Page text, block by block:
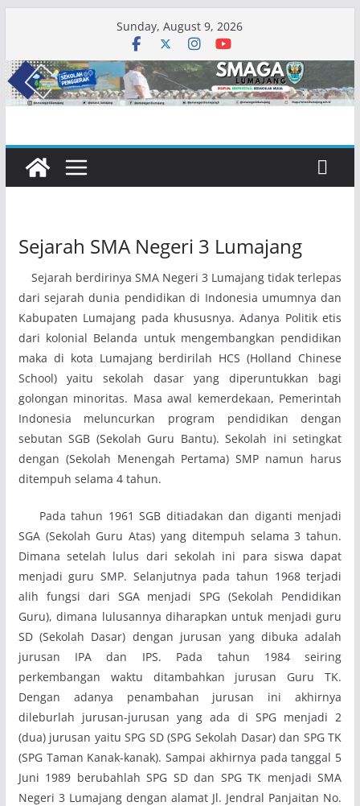
content
Sunday, August 9, 2026
Sejarah SMA Negeri 3 Lumajang
Sejarah berdirinya SMA Negeri 3 Lumajang tidak terlepas
dari sejarah dunia pendidikan di Indonesia umumnya dan
Kabupaten Lumajang pada khususnya. Adanya Politik etis
dari kolonial Belanda untuk mengembangkan pendidikan
maka di kota Lumajang berdirilah HCS (Holland Chinese
School) yaitu sekolah dasar yang diperuntukkan bagi
golongan minoritas. Masa awal kemerdekaan, Pemerintah
Indonesia meluncurkan program pendidikan dengan
sebutan SGB (Sekolah Guru Bantu). Sekolah ini setingkat
dengan (Sekolah Menengah Pertama) SMP namun harus
ditempuh selama 4 tahun.
Pada tahun 1961 SGB ditiadakan dan diganti menjadi
SGA (Sekolah Guru Atas) yang ditempuh selama 3 tahun.
Dimana setelah lulus dari sekolah ini para siswa dapat
menjadi guru SMP. Selanjutnya pada tahun 1968 terjadi
alih fungsi dari SGA menjadi SPG (Sekolah Pendidikan
Guru), dimana lulusannya diharapkan untuk menjadi guru
SD (Sekolah Dasar) dengan jurusan yang dibuka adalah
jurusan IPA dan IPS. Pada tahun 1984 seiring
perkembangan waktu ditambahkan jurusan Guru TK.
Dengan adanya penambahan jurusan ini akhirnya
dileburlah jurusan-jurusan yang ada di SPG menjadi 2
(dua) jurusan yaitu SPG SD (SPG Sekolah Dasar) dan SPG TK
(SPG Taman Kanak-kanak). Sampai akhirnya pada tanggal 5
Juni 1989 berubahlah SPG SD dan SPG TK menjadi SMA
Negeri 3 Lumajang dengan alamat Jl. Jendral Panjaitan No.